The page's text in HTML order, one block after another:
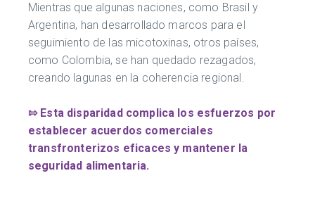
Mientras que algunas naciones, como Brasil y
Argentina, han desarrollado marcos para el
seguimiento de las micotoxinas, otros países,
como Colombia, se han quedado rezagados,
creando lagunas en la coherencia regional.
⇰ Esta disparidad complica los esfuerzos por
establecer acuerdos comerciales
transfronterizos eficaces y mantener la
seguridad alimentaria.